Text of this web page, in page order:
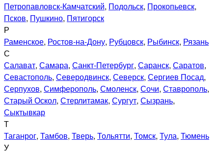
Петропавловск-Камчатский, Подольск, Прокопьевск,
Псков, Пушкино, Пятигорск
Р
Раменское, Ростов-на-Дону, Рубцовск, Рыбинск, Рязань
С
Салават, Самара, Санкт-Петербург, Саранск, Саратов,
Севастополь, Северодвинск, Северск, Сергиев Посад,
Серпухов, Симферополь, Смоленск, Сочи, Ставрополь,
Старый Оскол, Стерлитамак, Сургут, Сызрань,
Сыктывкар
Т
Таганрог, Тамбов, Тверь, Тольятти, Томск, Тула, Тюмень
У